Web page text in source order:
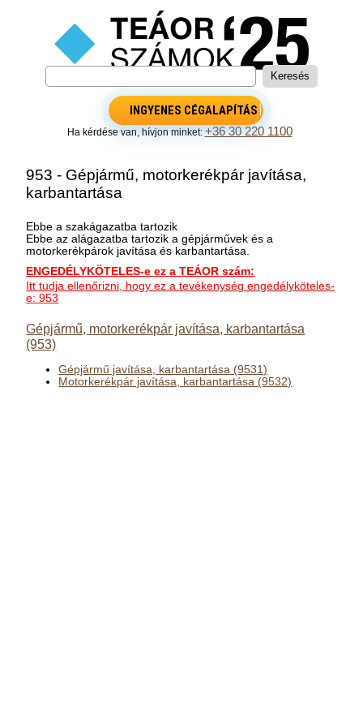
INGYENES CÉGALAPÍTÁS
Ha kérdése van, hívjon minket:+36 30 220 1100
953 - Gépjármű, motorkerékpár javítása,
karbantartása
Ebbe a szakágazatba tartozik
Ebbe az alágazatba tartozik a gépjárművek és a
motorkerékpárok javítása és karbantartása.
ENGEDÉLYKÖTELES-e ez a TEÁOR szám:
Itt tudja ellenőrizni, hogy ez a tevékenység engedélyköteles-
e: 953
Gépjármű, motorkerékpár javítása, karbantartása
(953)
Gépjármű javítása, karbantartása (9531)
Motorkerékpár javítása, karbantartása (9532)